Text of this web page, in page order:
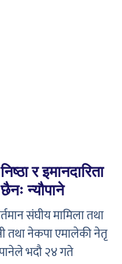
र इमानदारिता
न्यौपाने
संघीय मामिला तथा
तथा नेकपा एमालेकी नेतृ
भदौ २४ गते